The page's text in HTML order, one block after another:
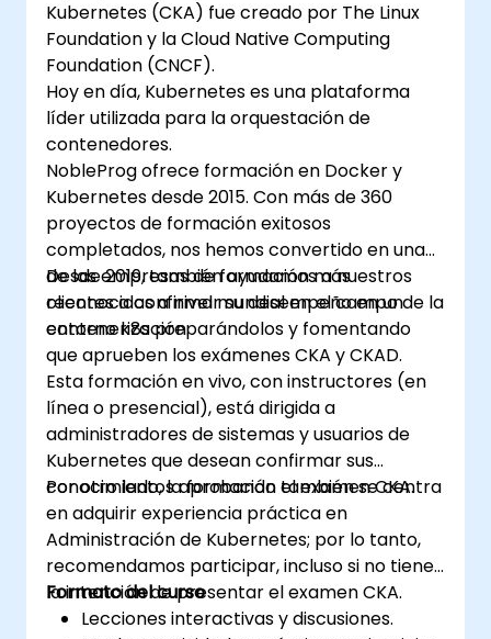
Kubernetes (CKA) fue creado por The Linux
Foundation y la Cloud Native Computing
Foundation (CNCF).
Hoy en día, Kubernetes es una plataforma
líder utilizada para la orquestación de
contenedores.
NobleProg ofrece formación en Docker y
Kubernetes desde 2015. Con más de 360
proyectos de formación exitosos
completados, nos hemos convertido en una
de las empresas de formación más
reconocidas a nivel mundial en el campo de la
contenerización.
Desde 2019, también ayudamos a nuestros
clientes a confirmar su desempeño en un
entorno k8s preparándolos y fomentando
que aprueben los exámenes CKA y CKAD.
Esta formación en vivo, con instructores (en
línea o presencial), está dirigida a
administradores de sistemas y usuarios de
Kubernetes que desean confirmar sus
conocimientos aprobando el examen CKA.
Por otro lado, la formación también se centra
en adquirir experiencia práctica en
Administración de Kubernetes; por lo tanto,
recomendamos participar, incluso si no tiene
la intención de presentar el examen CKA.
Formato del curso
Lecciones interactivas y discusiones.